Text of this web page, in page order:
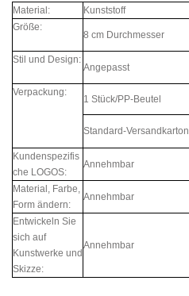
Material:
Kunststoff
Größe:
8 cm Durchmesser
Stil und Design:
Angepasst
Verpackung:
1 Stück/PP-Beutel
Standard-Versandkarton
Kundenspezifis
che LOGOS:
Annehmbar
Material, Farbe,
Form ändern:
Annehmbar
Entwickeln Sie
sich auf
Kunstwerke und
Skizze:
Annehmbar